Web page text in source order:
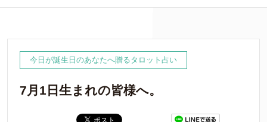
今日が誕生日のあなたへ贈るタロット占い
7月1日生まれの皆様へ。